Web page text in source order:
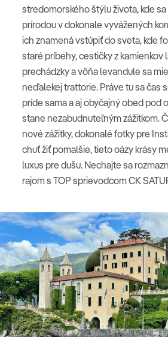
stredomorského štýlu života, kde
prírodou v dokonale vyvážených
ich znamená vstúpiť do sveta, kde
staré príbehy, cestičky z kamienkov
prechádzky a vôňa levandule sa
neďalekej trattorie. Práve tu sa čas
príde sama a aj obyčajný obed pod
stane nezabudnuteľným zážitkom.
nové zážitky, dokonalé fotky pre
chuť žiť pomalšie, tieto oázy krásy
luxus pre dušu. Nechajte sa
rajom s TOP sprievodcom CK